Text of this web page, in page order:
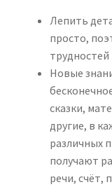
Лепить
просто,
трудностей
Новые
сказки,
другие, в
различных
получают
речи, счёт,